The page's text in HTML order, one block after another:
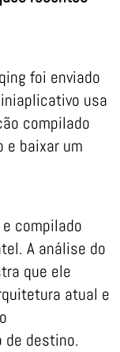
foi enviado
usa
compilado
e baixar um
compilado
A análise do
que ele
atual e
destino.